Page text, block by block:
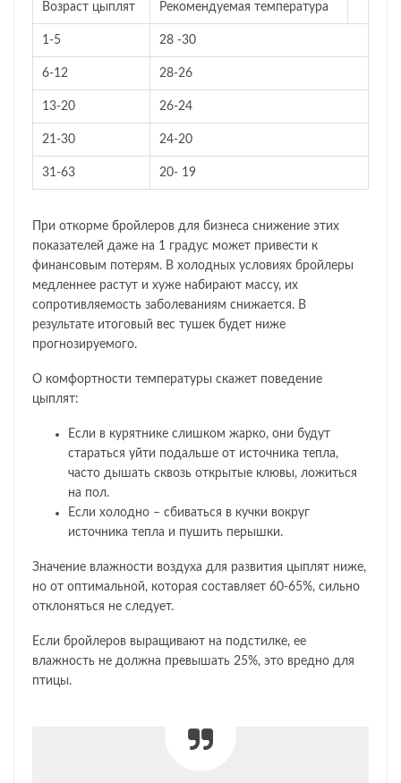
Возраст цыплят Рекомендуемая температура
1-5 28 -30
6-12 28-26
13-20 26-24
21-30 24-20
31-63 20- 19
При откорме бройлеров для бизнеса снижение этих
показателей даже на 1 градус может привести к
финансовым потерям. В холодных условиях бройлеры
медленнее растут и хуже набирают массу, их
сопротивляемость заболеваниям снижается. В
результате итоговый вес тушек будет ниже
прогнозируемого.
О комфортности температуры скажет поведение
цыплят:
Если в курятнике слишком жарко, они будут
стараться уйти подальше от источника тепла,
часто дышать сквозь открытые клювы, ложиться
на пол.
Если холодно – сбиваться в кучки вокруг
источника тепла и пушить перышки.
Значение влажности воздуха для развития цыплят ниже,
но от оптимальной, которая составляет 60-65%, сильно
отклоняться не следует.
Если бройлеров выращивают на подстилке, ее
влажность не должна превышать 25%, это вредно для
птицы.